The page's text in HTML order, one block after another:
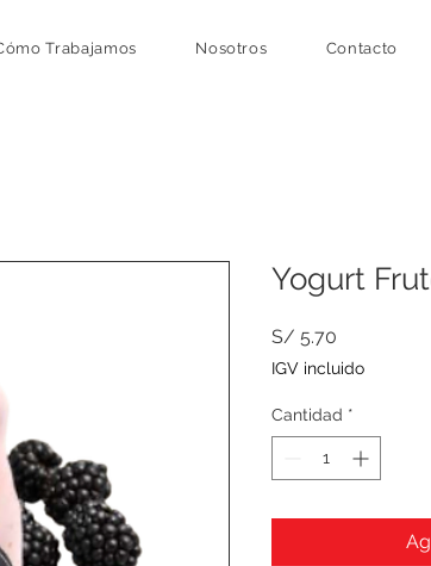
Trabajamos Nosotros Contacto
Yogurt
S/ 5.70
IGV incluido
Cantidad *